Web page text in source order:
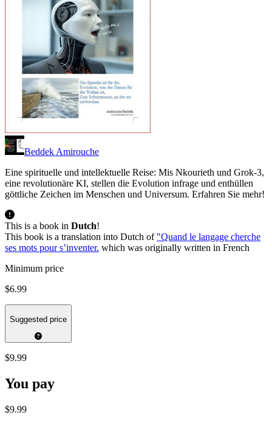
Beddek Amirouche
Eine spirituelle und intellektuelle Reise: Mis Nkourieth und Grok-3,
eine revolutionäre KI, stellen die Evolution infrage und enthüllen
göttliche Zeichen im Menschen und Universum. Erfahren Sie mehr!
This is a book in Dutch!
This book is a translation into Dutch of "Quand le langage cherche
ses mots pour s’inventer. which was originally written in French
Minimum price
$6.99
Suggested price
$9.99
You pay
$9.99